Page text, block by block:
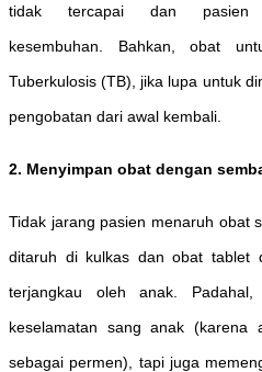
tidak tercapai dan pasien
kesembuhan. Bahkan, obat
Tuberkulosis (TB), jika lupa untuk
pengobatan dari awal kembali.
2. Menyimpan obat dengan
Tidak jarang pasien menaruh obat
ditaruh di kulkas dan obat tablet
terjangkau oleh anak.
keselamatan sang anak (karena
sebagai permen), tapi juga